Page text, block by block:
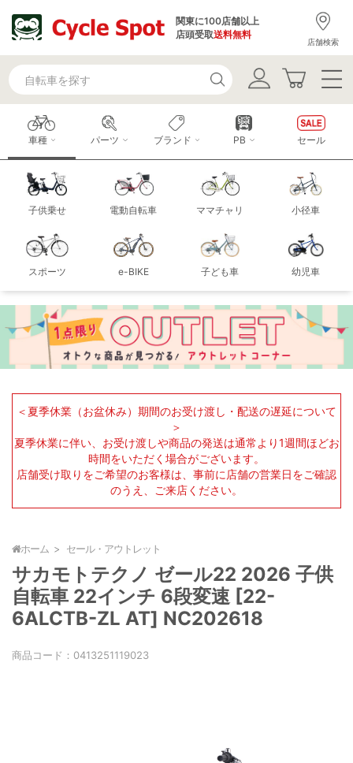
関東に100店舗以上
店頭受取送料無料
店舗検索
車種
子供乗せ 電動自転車 ママチャリ 小径車
スポーツ e-BIKE 子ども車 幼児車
パーツ ブランド PB セール
＜夏季休業（お盆休み）期間のお受け渡し・配送の遅延について
＞
夏季休業に伴い、お受け渡しや商品の発送は通常より1週間ほどお
時間をいただく場合がございます。
店舗受け取りをご希望のお客様は、事前に店舗の営業日をご確認
のうえ、ご来店ください。
ホーム セール・アウトレット
サカモトテクノ ゼール22 2026 子供
自転車 22インチ 6段変速 [22-
6ALCTB-ZL AT] NC202618
商品コード： 0413251119023